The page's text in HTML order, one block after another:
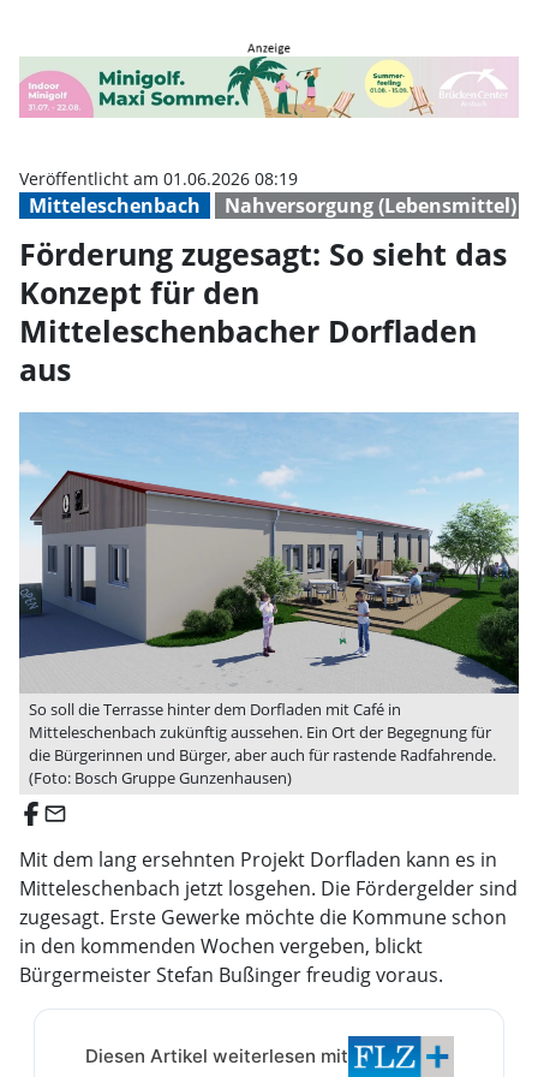
Mitteleschenbach Nahversorgung (Lebensmittel)
Veröffentlicht am 01.06.2026 08:19
Förderung zugesagt: So sieht das
Konzept für den
Mitteleschenbacher Dorfladen
aus
So soll die Terrasse hinter dem Dorfladen mit Café in
Mitteleschenbach zukünftig aussehen. Ein Ort der Begegnung für
die Bürgerinnen und Bürger, aber auch für rastende Radfahrende.
(Foto: Bosch Gruppe Gunzenhausen)
email
Mit dem lang ersehnten Projekt Dorfladen kann es in
Mitteleschenbach jetzt losgehen. Die Fördergelder sind
zugesagt. Erste Gewerke möchte die Kommune schon
in den kommenden Wochen vergeben, blickt
Bürgermeister Stefan Bußinger freudig voraus.
Diesen Artikel weiterlesen mit